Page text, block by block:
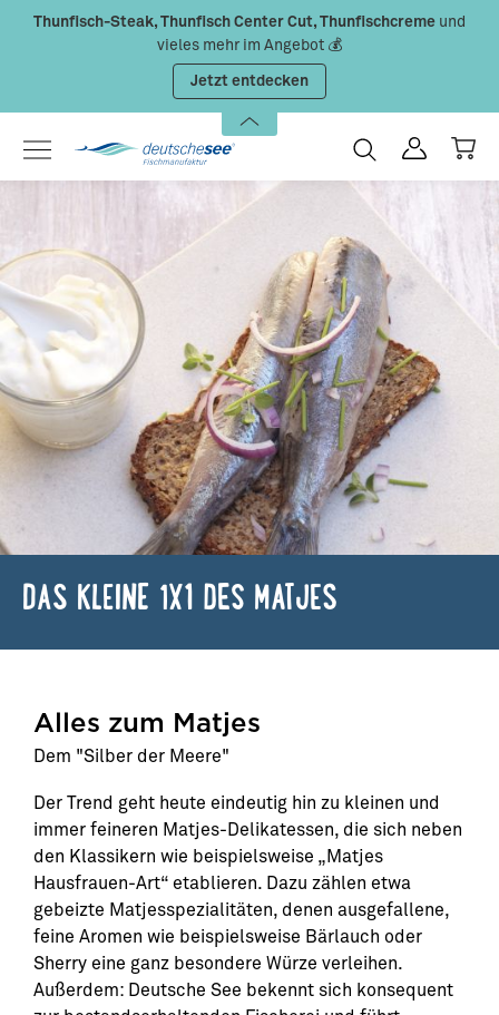
Zum Hauptinhalt springen
Thunfisch-Steak, Thunfisch Center Cut, Thunfischcreme und
vieles mehr im Angebot 💰
Jetzt entdecken
DAS KLEINE 1X1 DES MATJES
Alles zum Matjes
Dem "Silber der Meere"
Der Trend geht heute eindeutig hin zu kleinen und
immer feineren Matjes-Delikatessen, die sich neben
den Klassikern wie beispielsweise „Matjes
Hausfrauen-Art“ etablieren. Dazu zählen etwa
gebeizte Matjesspezialitäten, denen ausgefallene,
feine Aromen wie beispielsweise Bärlauch oder
Sherry eine ganz besondere Würze verleihen.
Außerdem: Deutsche See bekennt sich konsequent